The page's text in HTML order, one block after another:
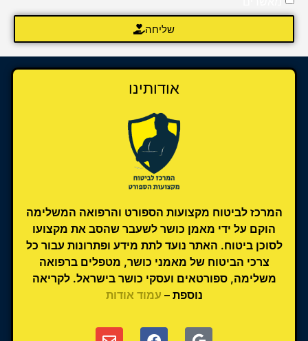
שליחה
אודותינו
המרכז לביטוח מקצועות הספורט והרפואה המשלימה
הוקם על ידי מאמן כושר לשעבר שהסב את מקצועו
לסוכן ביטוח. האתר נועד לתת מידע ופתרונות עבור כל
צרכי הביטוח של מאמני כושר, מטפלים ברפואה
משלימה, ספורטאים ועסקי כושר בישראל. לקריאה
נוספת – עמוד אודות